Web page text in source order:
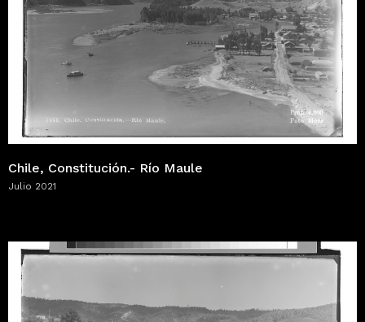
Chile, Constitución.- Río Maule
Julio 2021